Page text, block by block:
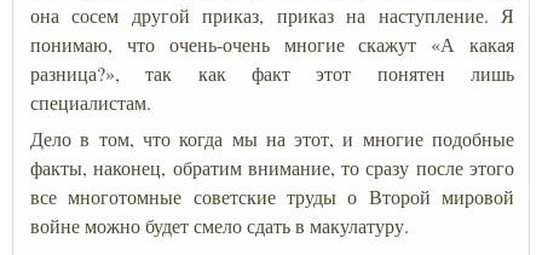
она сосем другой приказ, приказ на наступление. Я
понимаю, что очень-очень многие скажут «А какая
разница?», так как факт этот понятен лишь
специалистам.
Дело в том, что когда мы на этот, и многие подобные
факты, наконец, обратим внимание, то сразу после этого
все многотомные советские труды о Второй мировой
войне можно будет смело сдать в макулатуру.